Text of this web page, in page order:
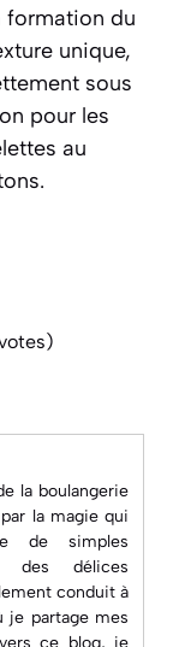
formation du
unique,
sous
pour les
au
la boulangerie
la magie qui
de simples
des délices
conduit à
je partage mes
ce blog, je